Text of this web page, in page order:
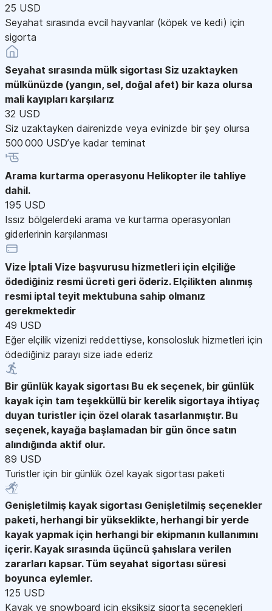
25 USD
Seyahat sırasında evcil hayvanlar (köpek ve kedi) için
sigorta
Seyahat sırasında mülk sigortası Siz uzaktayken
mülkünüzde (yangın, sel, doğal afet) bir kaza olursa
mali kayıpları karşılarız
32 USD
Siz uzaktayken dairenizde veya evinizde bir şey olursa
500 000 USD’ye kadar teminat
Arama kurtarma operasyonu Helikopter ile tahliye
dahil.
195 USD
Issız bölgelerdeki arama ve kurtarma operasyonları
giderlerinin karşılanması
Vize İptali Vize başvurusu hizmetleri için elçiliğe
ödediğiniz resmi ücreti geri öderiz. Elçilikten alınmış
resmi iptal teyit mektubuna sahip olmanız
gerekmektedir
49 USD
Eğer elçilik vizenizi reddettiyse, konsolosluk hizmetleri için
ödediğiniz parayı size iade ederiz
Bir günlük kayak sigortası Bu ek seçenek, bir günlük
kayak için tam teşekküllü bir kerelik sigortaya ihtiyaç
duyan turistler için özel olarak tasarlanmıştır. Bu
seçenek, kayağa başlamadan bir gün önce satın
alındığında aktif olur.
89 USD
Turistler için bir günlük özel kayak sigortası paketi
Genişletilmiş kayak sigortası Genişletilmiş seçenekler
paketi, herhangi bir yükseklikte, herhangi bir yerde
kayak yapmak için herhangi bir ekipmanın kullanımını
içerir. Kayak sırasında üçüncü şahıslara verilen
zararları kapsar. Tüm seyahat sigortası süresi
boyunca eylemler.
125 USD
Kayak ve snowboard için eksiksiz sigorta seçenekleri